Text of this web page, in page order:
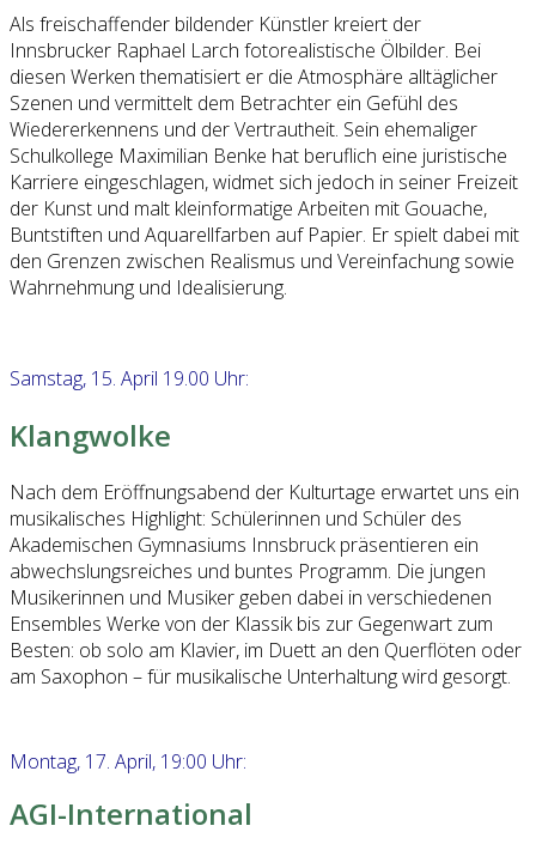
Als freischaffender bildender Künstler kreiert der
Innsbrucker Raphael Larch fotorealistische Ölbilder. Bei
diesen Werken thematisiert er die Atmosphäre alltäglicher
Szenen und vermittelt dem Betrachter ein Gefühl des
Wiedererkennens und der Vertrautheit. Sein ehemaliger
Schulkollege Maximilian Benke hat beruflich eine juristische
Karriere eingeschlagen, widmet sich jedoch in seiner Freizeit
der Kunst und malt kleinformatige Arbeiten mit Gouache,
Buntstiften und Aquarellfarben auf Papier. Er spielt dabei mit
den Grenzen zwischen Realismus und Vereinfachung sowie
Wahrnehmung und Idealisierung.
Samstag, 15. April 19.00 Uhr:
Klangwolke
Nach dem Eröffnungsabend der Kulturtage erwartet uns ein
musikalisches Highlight: Schülerinnen und Schüler des
Akademischen Gymnasiums Innsbruck präsentieren ein
abwechslungsreiches und buntes Programm. Die jungen
Musikerinnen und Musiker geben dabei in verschiedenen
Ensembles Werke von der Klassik bis zur Gegenwart zum
Besten: ob solo am Klavier, im Duett an den Querflöten oder
am Saxophon – für musikalische Unterhaltung wird gesorgt.
Montag, 17. April, 19:00 Uhr:
AGI-International